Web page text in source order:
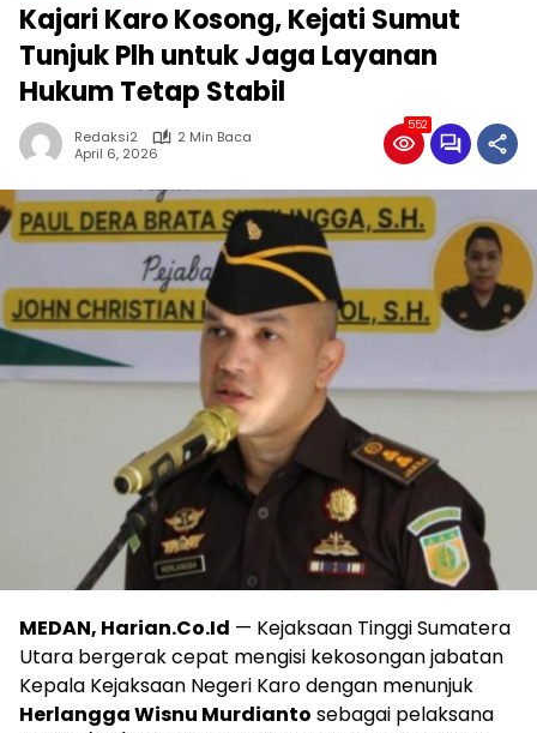
Kajari Karo Kosong, Kejati Sumut
Tunjuk Plh untuk Jaga Layanan
Hukum Tetap Stabil
Redaksi2
2 Min Baca
April 6, 2026
552
MEDAN, Harian.Co.Id — Kejaksaan Tinggi Sumatera
Utara bergerak cepat mengisi kekosongan jabatan
Kepala Kejaksaan Negeri Karo dengan menunjuk
Herlangga Wisnu Murdianto sebagai pelaksana